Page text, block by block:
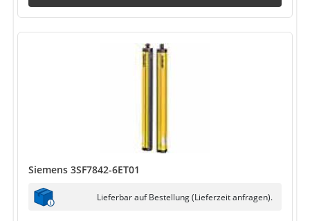
Siemens 3SF7842-6ET01
Lieferbar auf Bestellung (Lieferzeit anfragen).